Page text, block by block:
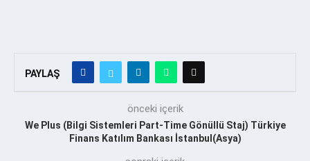
PAYLAŞ
önceki içerik
We Plus (Bilgi Sistemleri Part-Time Gönüllü Staj) Türkiye
Finans Katılım Bankası İstanbul(Asya)